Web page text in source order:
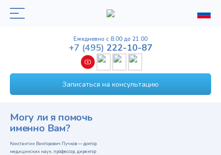
Ежедневно с 8.00 до 21.00
Записаться на консультацию
+7 (495) 222-10-87
Могу ли я помочь
именно Вам?
Константин Викторович Пучков — доктор
медицинских наук, профессор, директор